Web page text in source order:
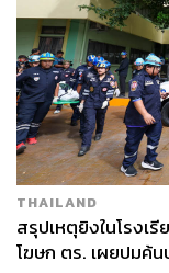
THAILAND
สรุปเหตุยิงในโรงเ
โฆษก ตร. เผยปมค้